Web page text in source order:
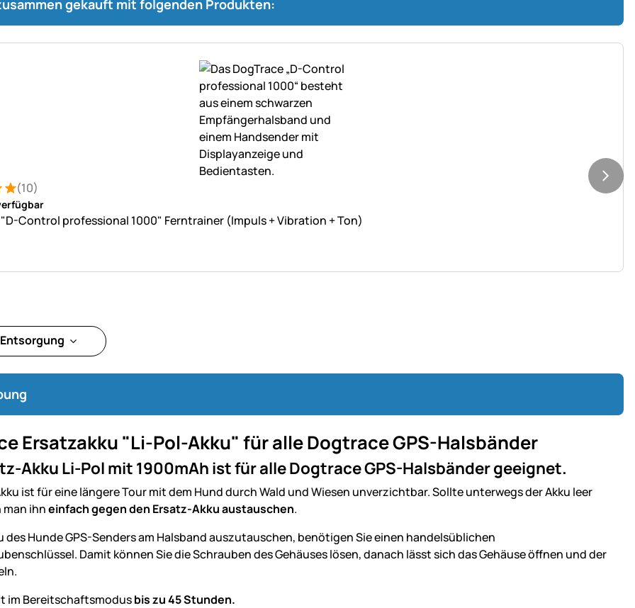
gekauft mit folgenden Produkten:
5 von 5 (10 Bewertungen)
(10)
Control professional 1000" Ferntrainer (Impuls + Vibration + Ton)
Ersatzakku "Li-Pol-Akku" für alle Dogtrace GPS-Halsbänder
Akku Li-Pol mit 1900mAh ist für alle Dogtrace GPS-Halsbänder geeignet.
ist für eine längere Tour mit dem Hund durch Wald und Wiesen unverzichtbar. Sollte unterwegs der Akku leer
man ihneinfach gegen den Ersatz-Akku austauschen.
des Hunde GPS-Senders am Halsband auszutauschen, benötigen Sie einen handelsüblichen
Damit können Sie die Schrauben des Gehäuses lösen, danach lässt sich das Gehäuse öffnen und der
im Bereitschaftsmodusbis zu 45 Stunden.